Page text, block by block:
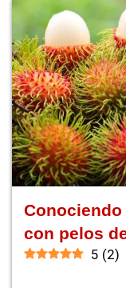
con pelos
5 (2)